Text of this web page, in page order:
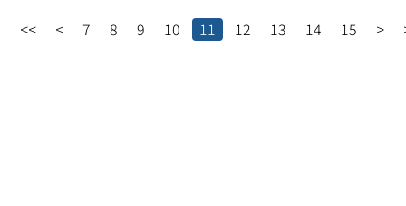
<< < 7 8 9 10 11 12 13 14 15 >